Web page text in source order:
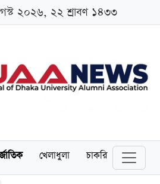
২০২৬, ২২ শ্রাবণ ১৪৩৩
খেলাধুলা চাকরি স্কলারশিপ